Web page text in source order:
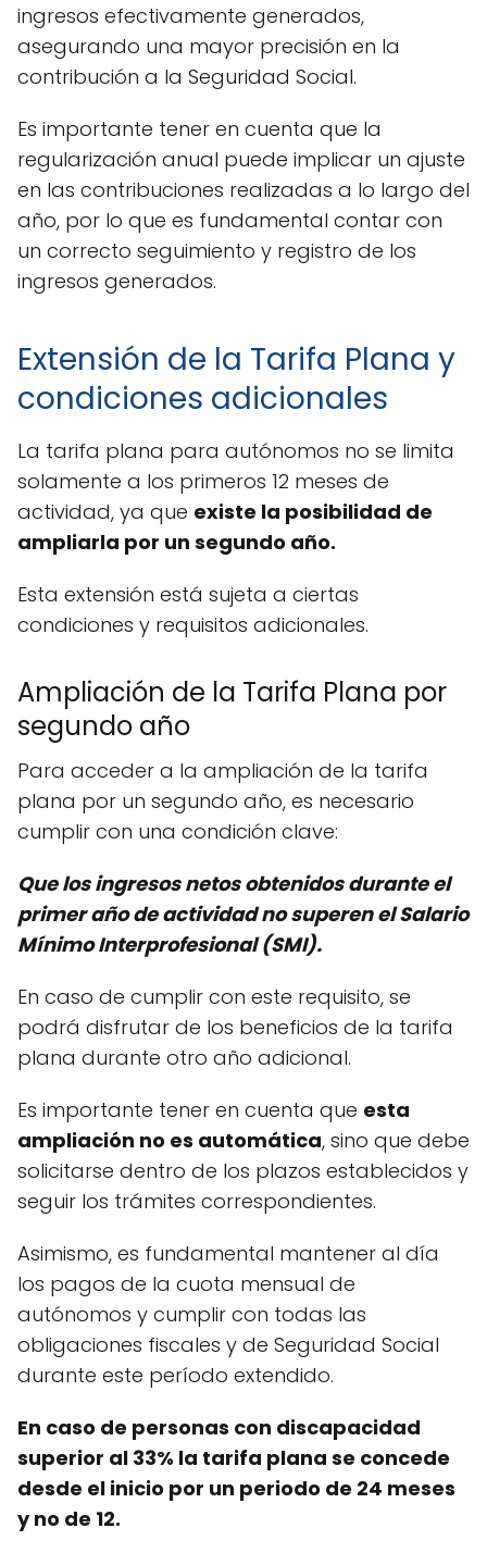
ingresos efectivamente generados,
asegurando una mayor precisión en la
contribución a la Seguridad Social.
Es importante tener en cuenta que la
regularización anual puede implicar un ajuste
en las contribuciones realizadas a lo largo del
año, por lo que es fundamental contar con
un correcto seguimiento y registro de los
ingresos generados.
Extensión de la Tarifa Plana y
condiciones adicionales
La tarifa plana para autónomos no se limita
solamente a los primeros 12 meses de
actividad, ya que existe la posibilidad de
ampliarla por un segundo año.
Esta extensión está sujeta a ciertas
condiciones y requisitos adicionales.
Ampliación de la Tarifa Plana por
segundo año
Para acceder a la ampliación de la tarifa
plana por un segundo año, es necesario
cumplir con una condición clave:
Que los ingresos netos obtenidos durante el
primer año de actividad no superen el Salario
Mínimo Interprofesional (SMI).
En caso de cumplir con este requisito, se
podrá disfrutar de los beneficios de la tarifa
plana durante otro año adicional.
Es importante tener en cuenta que esta
ampliación no es automática, sino que debe
solicitarse dentro de los plazos establecidos y
seguir los trámites correspondientes.
Asimismo, es fundamental mantener al día
los pagos de la cuota mensual de
autónomos y cumplir con todas las
obligaciones fiscales y de Seguridad Social
durante este período extendido.
En caso de personas con discapacidad
superior al 33% la tarifa plana se concede
desde el inicio por un periodo de 24 meses
y no de 12.